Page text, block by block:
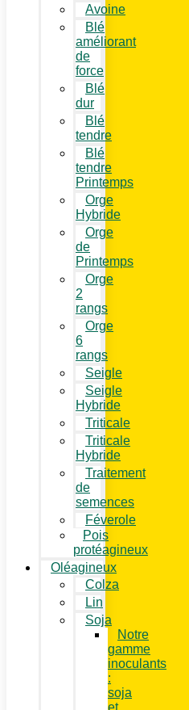
Avoine
Blé
améliorant
de
force
Blé
dur
Blé
tendre
Blé
tendre
Printemps
Orge
Hybride
Orge
de
Printemps
Orge
2
rangs
Orge
6
rangs
Seigle
Seigle
Hybride
Triticale
Triticale
Hybride
Traitement
de
semences
Féverole
Pois
protéagineux
Oléagineux
Colza
Lin
Soja
Notre
gamme
inoculants
:
soja
et